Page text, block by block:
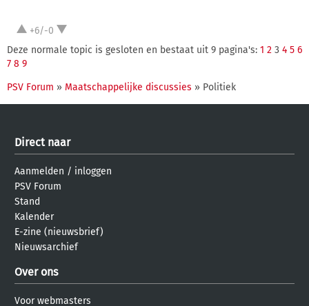
+6/-0
Deze normale topic is gesloten en bestaat uit 9 pagina's: 1 2 3 4 5 6
7 8 9
PSV Forum » Maatschappelijke discussies » Politiek
Direct naar
Aanmelden / inloggen
PSV Forum
Stand
Kalender
E-zine (nieuwsbrief)
Nieuwsarchief
Over ons
Voor webmasters